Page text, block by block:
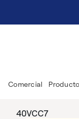
Comercial
40VCC7